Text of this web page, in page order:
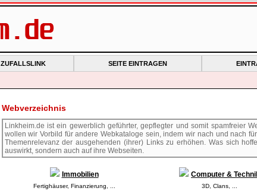
ZUFALLSLINK SEITE EINTRAGEN
Webverzeichnis
Linkheim.de ist ein gewerblich geführter, gepflegter und somit spamfreier
wollen wir Vorbild für andere Webkataloge sein, indem wir nach und nach
Themenrelevanz der ausgehenden (ihrer) Links zu erhöhen. Was sich
auswirkt, sondern auch auf ihre Webseiten.
Immobilien Computer &
Fertighäuser, Finanzierung 3D Clans